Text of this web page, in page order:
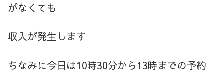
がなくても
収入が発生します
ちなみに今日は10時30分から13時までの予約